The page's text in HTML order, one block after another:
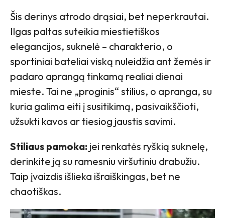
Šis derinys atrodo drąsiai, bet neperkrautai.
Ilgas paltas suteikia miestietiškos
elegancijos, suknelė – charakterio, o
sportiniai bateliai viską nuleidžia ant žemės ir
padaro aprangą tinkamą realiai dienai
mieste. Tai ne „proginis“ stilius, o apranga, su
kuria galima eiti į susitikimą, pasivaikščioti,
užsukti kavos ar tiesiog jaustis savimi.
Stiliaus pamoka: jei renkatės ryškią suknelę,
derinkite ją su ramesniu viršutiniu drabužiu.
Taip įvaizdis išlieka išraiškingas, bet ne
chaotiškas.